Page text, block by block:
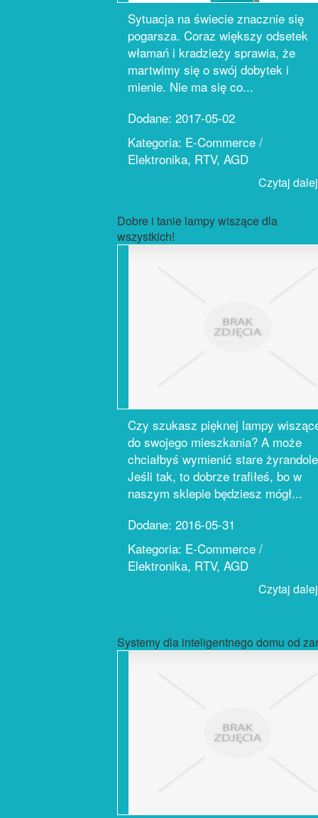
Sytuacja na świecie znacznie się
pogarsza. Coraz większy odsetek
włamań i kradzieży sprawia, że
martwimy się o swój dobytek i
mienie. Nie ma się co...
Dodane: 2017-05-02
Kategoria: E-Commerce /
Elektronika, RTV, AGD
Czytaj
Dobre i tanie lampy wiszące dla
wszystkich!
Czy szukasz pięknej lampy
do swojego mieszkania? A może
chciałbyś wymienić stare
Jeśli tak, to dobrze trafiłeś, bo w
naszym sklepie będziesz mógł...
Dodane: 2016-05-31
Kategoria: E-Commerce /
Elektronika, RTV, AGD
Czytaj
Systemy dla inteligentnego domu od